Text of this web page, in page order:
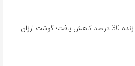
قیمت گوسفند زنده 30 درصد کاهش یافت؛ گوشت ارزان